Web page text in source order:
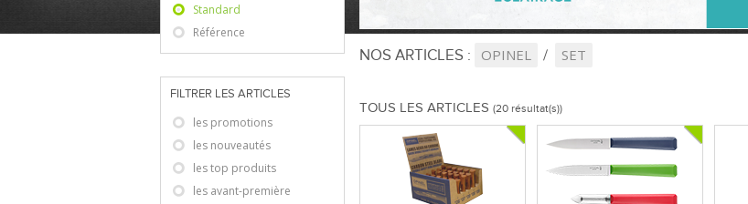
Standard
Référence
FILTRER LES ARTICLES
les promotions
les nouveautés
les top produits
les avant-première
NOS ARTICLES : OPINEL SET
TOUS LES ARTICLES (20 résultat(s))